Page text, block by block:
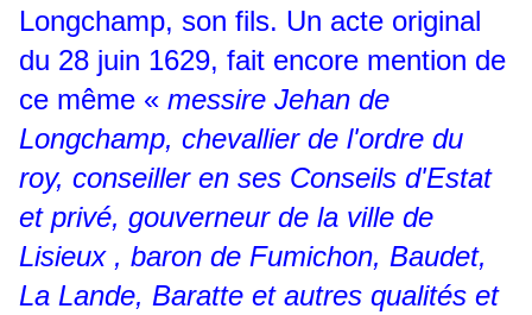
Longchamp, son fils. Un acte original
du 28 juin 1629, fait encore mention de
ce même « messire Jehan de
Longchamp, chevallier de l'ordre du
roy, conseiller en ses Conseils d'Estat
et privé, gouverneur de la ville de
Lisieux , baron de Fumichon, Baudet,
La Lande, Baratte et autres qualités et